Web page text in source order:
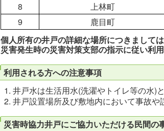
8
上林町
9
鹿目町
個人所有の井戸の詳細な場所につきまして
災害発生時の災害対策支部の指示に従い利用
利用される方への注意事項
井戸水は生活用水(洗濯やトイレ等の水)
井戸設置場所及び敷地内において事故や
災害時協力井戸にご協力いただける民間